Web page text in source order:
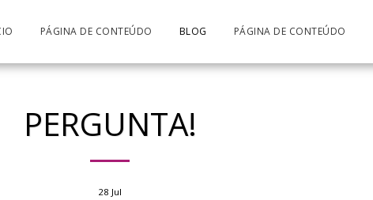
PÁGINA DE CONTEÚDO BLOG PÁGINA DE CONTEÚDO
PERGUNTA!
28 Jul